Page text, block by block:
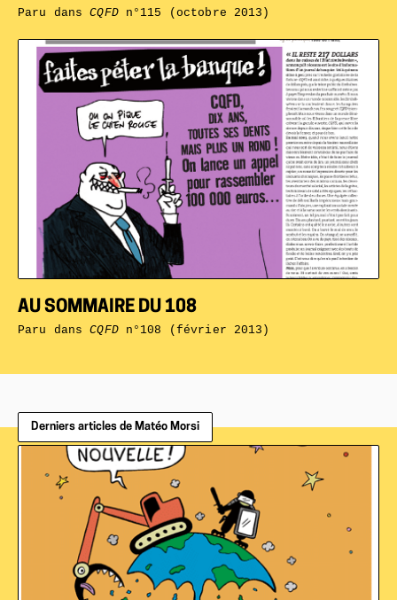
AU SOMMAIRE DU 108
Paru dansCQFDn°108 (février 2013)
Paru dansCQFDn°115 (octobre 2013)
Derniers articles de Matéo Morsi